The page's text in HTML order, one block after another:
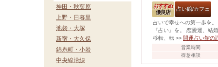
神田・秋葉原
上野・日暮里
池袋・大塚
新宿・大久保
錦糸町・小岩
中央線沿線
おすすめ
優良店
占い館/カフェ
占いで幸せへの第一歩を
『占い』を。 恋愛運、結
移転、転 >> 開運占い館の
営業時間
得意相談